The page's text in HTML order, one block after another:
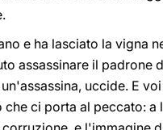
e ha lasciato la vigna
assassinare il padrone
uccide. E
ci porta al peccato: a